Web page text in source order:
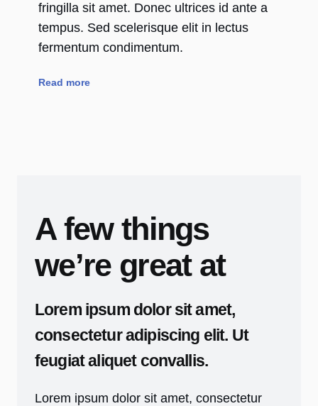
fringilla sit amet. Donec ultrices id ante a
tempus. Sed scelerisque elit in lectus
fermentum condimentum.
Read more
A few things
we’re great at
Lorem ipsum dolor sit amet,
consectetur adipiscing elit. Ut
feugiat aliquet convallis.
Lorem ipsum dolor sit amet, consectetur